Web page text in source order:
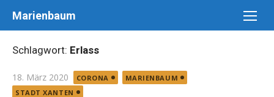
Marienbaum
Schlagwort: Erlass
Posted
on
18. März 2020 CORONA
MARIENBAUM
STADT XANTEN